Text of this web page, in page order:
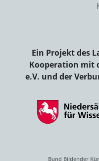
Ein Projekt des
Kooperation mit
e.V. und der
Bund Bildender